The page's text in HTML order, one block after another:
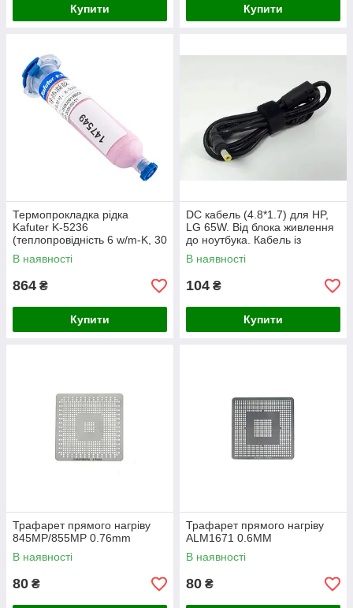
Купити Купити
Термопрокладка рідка
Kafuter K-5236
(теплопровідність 6 w/m-K, 30
гр) для ноутбуків
В наявності
864 ₴
Купити
DC кабель (4.8*1.7) для HP,
LG 65W. Від блока живлення
до ноутбука. Кабель із
феритовим фільтром і
застібкою
В наявності
104 ₴
Купити
Трафарет прямого нагріву
845MP/855MP 0.76mm
В наявності
80 ₴
Трафарет прямого нагріву
ALM1671 0.6MM
В наявності
80 ₴